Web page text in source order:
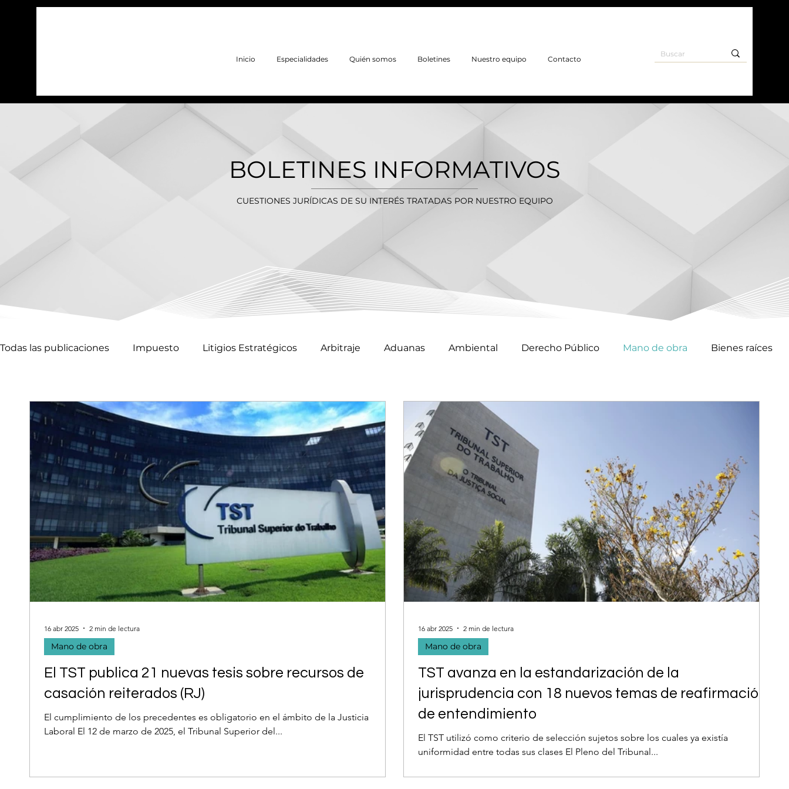
Inicio Especialidades Quién somos Boletines Nuestro equipo Contacto
BOLETINES INFORMATIVOS
CUESTIONES JURÍDICAS DE SU INTERÉS TRATADAS POR NUESTRO EQUIPO
Todas las publicaciones Impuesto Litigios Estratégicos Arbitraje Aduanas Ambiental Derecho Público Mano de obra Bienes raíces
El TST publica 21 nuevas tesis sobre recursos de
casación reiterados (RJ)
El cumplimiento de los precedentes es obligatorio en el ámbito de la Justicia
Laboral El 12 de marzo de 2025, el Tribunal Superior del...
Mano de obra
16 abr 2025 2 min de lectura
TST avanza en la estandarización de la
jurisprudencia con 18 nuevos temas de reafirmación
de entendimiento
El TST utilizó como criterio de selección sujetos sobre los cuales ya existía
uniformidad entre todas sus clases El Pleno del Tribunal...
Mano de obra
16 abr 2025 2 min de lectura